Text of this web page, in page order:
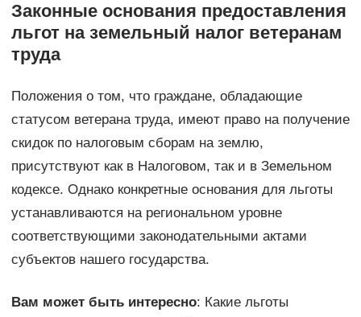
Законные основания предоставления
льгот на земельный налог ветеранам
труда
Положения о том, что граждане, обладающие
статусом ветерана труда, имеют право на получение
скидок по налоговым сборам на землю,
присутствуют как в Налоговом, так и в Земельном
кодексе. Однако конкретные основания для льготы
устанавливаются на региональном уровне
соответствующими законодательными актами
субъектов нашего государства.
Вам может быть интересно: Какие льготы